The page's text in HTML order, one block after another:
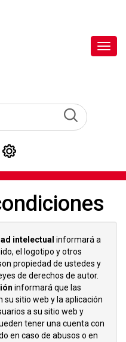
intelectual informará a
el logotipo y otros
propiedad de ustedes y
de derechos de autor.
informará que las
su sitio web y la aplicación
a su sitio web y
tener una cuenta con
en caso de abusos o en